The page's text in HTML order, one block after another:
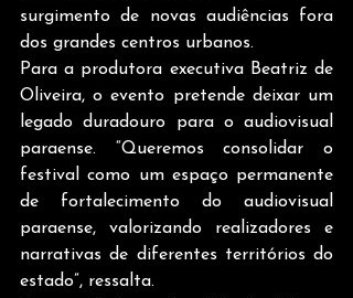
surgimento de novas audiências fora
dos grandes centros urbanos.
Para a produtora executiva Beatriz de
Oliveira, o evento pretende deixar um
legado duradouro para o audiovisual
paraense. “Queremos consolidar o
festival como um espaço permanente
de fortalecimento do audiovisual
paraense, valorizando realizadores e
narrativas de diferentes territórios do
estado”, ressalta.